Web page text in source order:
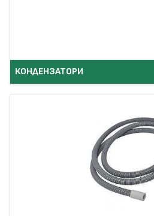
КОНДЕНЗАТОРИ